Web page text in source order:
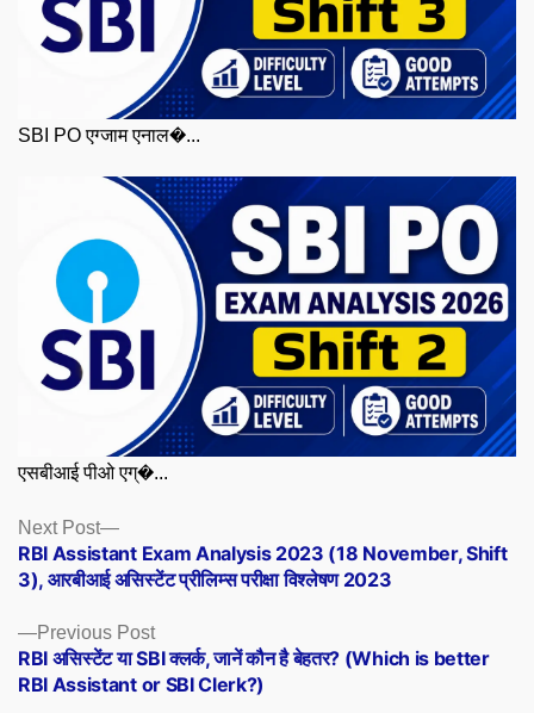
SBI PO एग्जाम एनाल�...
एसबीआई पीओ एग्�...
Posts
navigation
Previous PostPrevious
post:
RBI असिस्टेंट या SBI क्लर्क, जानें कौन है बेहतर? (Which is better
RBI Assistant or SBI Clerk?)
Next Post
Next
post:
RBI Assistant Exam Analysis 2023 (18 November, Shift
3), आरबीआई असिस्टेंट प्रीलिम्स परीक्षा विश्लेषण 2023